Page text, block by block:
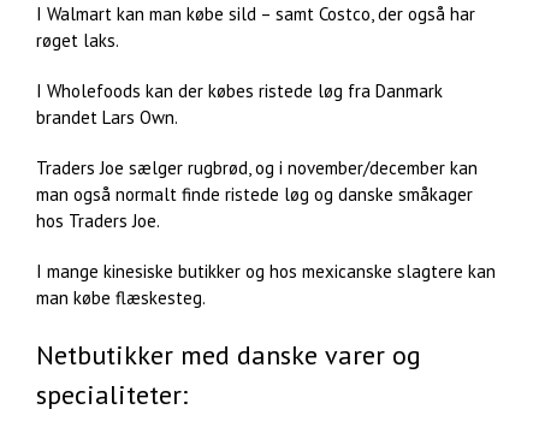
I Walmart kan man købe sild – samt Costco, der også har
røget laks.
I Wholefoods kan der købes ristede løg fra Danmark
brandet Lars Own.
Traders Joe sælger rugbrød, og i november/december kan
man også normalt finde ristede løg og danske småkager
hos Traders Joe.
I mange kinesiske butikker og hos mexicanske slagtere kan
man købe flæskesteg.
Netbutikker med danske varer og
specialiteter: